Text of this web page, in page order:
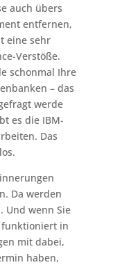
auch übers
entfernen,
eine sehr
Verstöße.
schonmal Ihre
– das
werde
es die IBM-
Das
Da werden
Und wenn Sie
funktioniert in
mit dabei,
haben,